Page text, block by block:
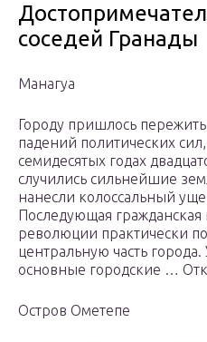
соседей Гранады
Манагуа
Городу пришлось
падений политических
семидесятых годах
случились сильнейшие
нанесли колоссальный
Последующая
революции практически
центральную часть
основные городские …
Остров Ометепе